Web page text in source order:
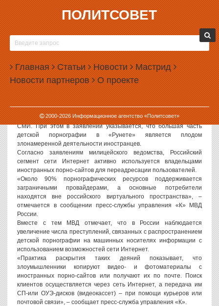
ПОЛИТСОВЕТ
Главная Статьи Новости Мастрид
Новости партнеров О проекте
2000-2026Информационное агентство «Политсовет»
29.06.2006, 13:42
МВД РФ: ДЕТСКАЯ ПОРНОГРАФИЯ ДЛЯ
РОССИИ – НЕ ПРОБЛЕМА
Политсовет, 29.06.2006. Детская порнография в сети Интернет
не является для России серьезной проблемой и не носит
массового характера. Об этом сообщается в официальном
заявлении МВД РФ, распространенном по поводу заявлений
Генпрокуратуры РФ и Росохранкультуры об эксплуатации
интереса несовершеннолетних к сексу в некоторых российских
СМИ. При этом в заявлении указывается, что большая часть
детской порнографии в «Рунете» является плодом
злонамеренной деятельности иностранцев.
Согласно заявлениям милицейского ведомства, Российский
сегмент сети Интернет активно используется владельцами
иностранных порно-сайтов для переадресации пользователей.
«Около 90% порнографических ресурсов поддерживается
заграничными провайдерами, а основные потребители
находятся вне российского виртуального пространства», –
отмечается в сообщении пресс-службы управления «К» МВД
России.
Вместе с тем МВД отмечает, что в России наблюдается
увеличение числа преступлений, связанных с распространением
детской порнографии на машинных носителях информации с
использованием возможностей сети Интернет.
«Практика раскрытия таких деяний показывает, что
злоумышленники копируют видео- и фотоматериалы с
иностранных порно-сайтов или получают их по почте. Поиск
клиентов осуществляется через сеть Интернет, а передача им
СП-или ОУЭ-дисков (видеокассет) – при помощи курьеров или
почтовой связи», – сообщает пресс-служба управления «К».